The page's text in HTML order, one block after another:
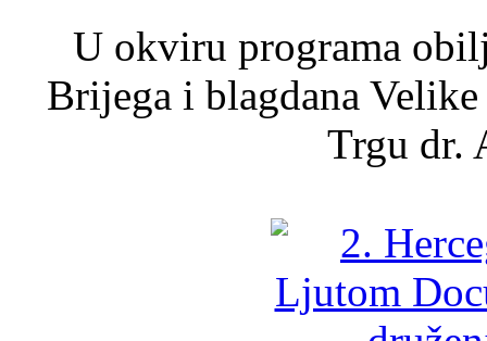
U okviru programa
Brijega i blagdana
Trgu dr.